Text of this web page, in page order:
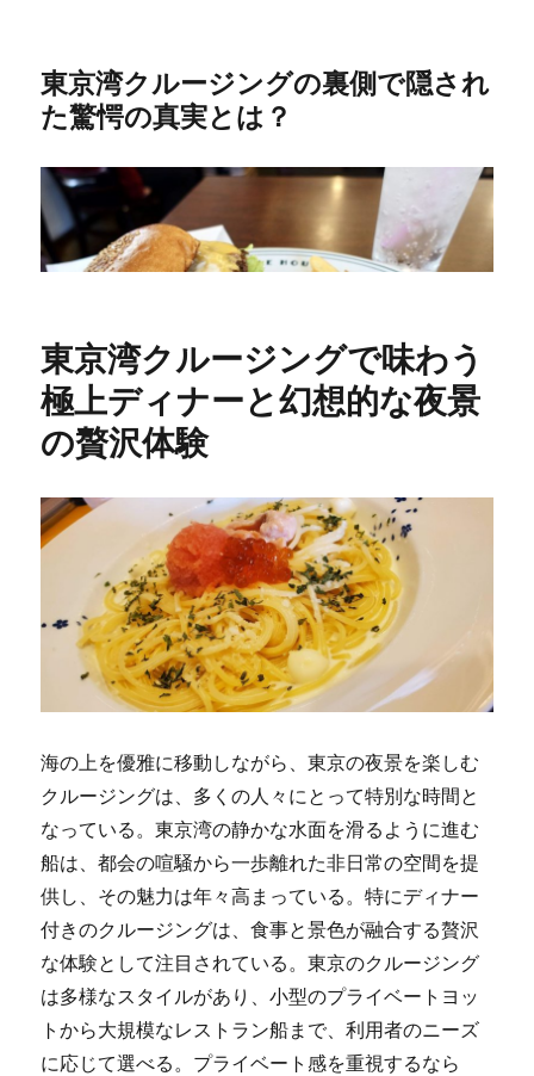
東京湾クルージングの裏側で隠され
た驚愕の真実とは？
東京湾クルージングで味わう
極上ディナーと幻想的な夜景
の贅沢体験
海の上を優雅に移動しながら、東京の夜景を楽しむ
クルージングは、多くの人々にとって特別な時間と
なっている。東京湾の静かな水面を滑るように進む
船は、都会の喧騒から一歩離れた非日常の空間を提
供し、その魅力は年々高まっている。特にディナー
付きのクルージングは、食事と景色が融合する贅沢
な体験として注目されている。東京のクルージング
は多様なスタイルがあり、小型のプライベートヨッ
トから大規模なレストラン船まで、利用者のニーズ
に応じて選べる。プライベート感を重視するなら